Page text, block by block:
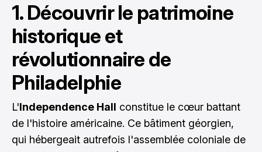
1. Découvrir le patrimoine
historique et
révolutionnaire de
Philadelphie
L'Independence Hall constitue le cœur battant
de l'histoire américaine. Ce bâtiment géorgien,
qui hébergeait autrefois l'assemblée coloniale de